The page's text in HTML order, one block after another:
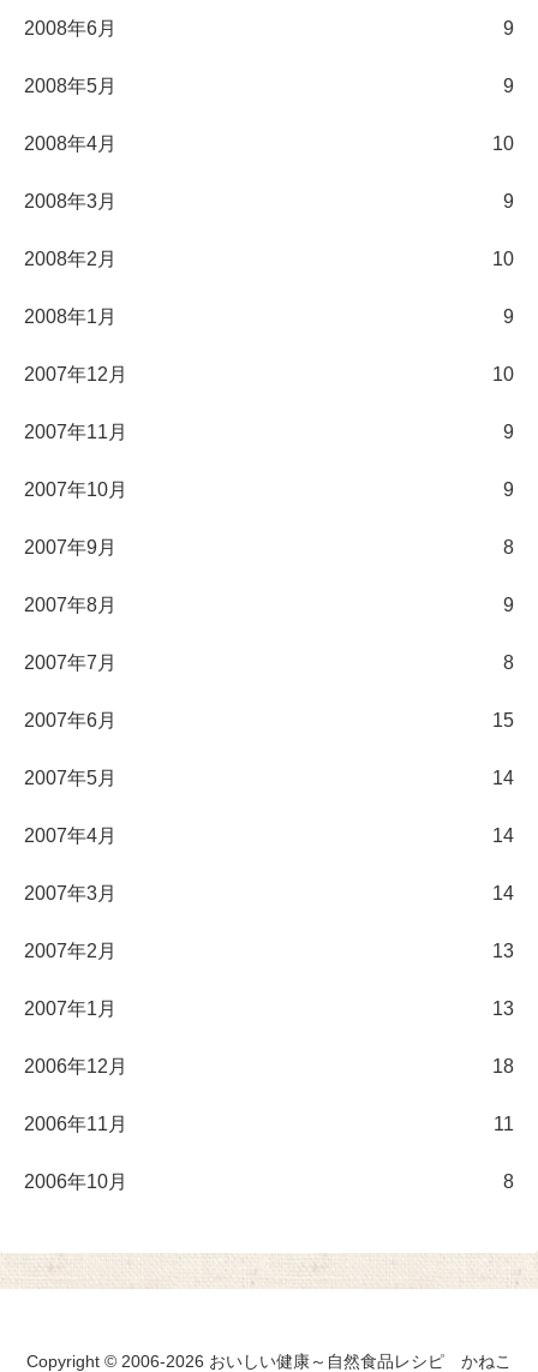
2008年6月 9
2008年5月 9
2008年4月 10
2008年3月 9
2008年2月 10
2008年1月 9
2007年12月 10
2007年11月 9
2007年10月 9
2007年9月 8
2007年8月 9
2007年7月 8
2007年6月 15
2007年5月 14
2007年4月 14
2007年3月 14
2007年2月 13
2007年1月 13
2006年12月 18
2006年11月 11
2006年10月 8
Copyright © 2006-2026 おいしい健康～自然食品レシピ かねこ